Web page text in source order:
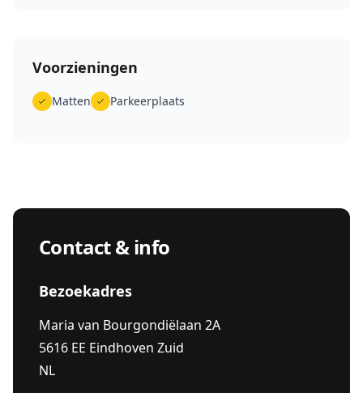
Voorzieningen
Matten Parkeerplaats
Contact & info
Bezoekadres
Maria van Bourgondiëlaan 2A
5616 EE Eindhoven Zuid
NL